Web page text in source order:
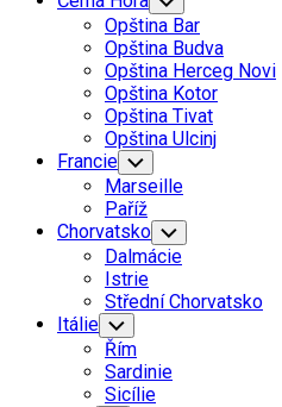
Child
Menu
Opština Bar
Opština Budva
Opština Herceg Novi
Opština Kotor
Opština Tivat
Opština Ulcinj
Francie Toggle
Child
Menu
Marseille
Paříž
Chorvatsko Toggle
Child
Menu
Dalmácie
Istrie
Střední Chorvatsko
Itálie Toggle
Child
Menu
Řím
Sardinie
Sicílie